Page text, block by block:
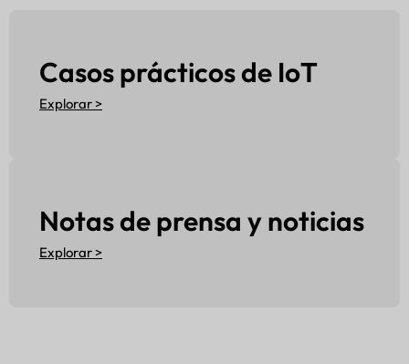
Casos prácticos de IoT
Explorar >
Notas de prensa y noticias
Explorar >